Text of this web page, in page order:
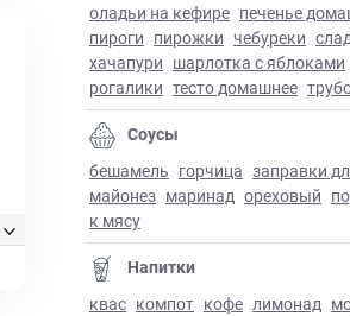
оладьи на кефире печенье
пироги пирожки чебуреки
хачапури шарлотка с яблоками
рогалики тесто домашнее
Соусы
бешамель горчица заправки
майонез маринад ореховый
к мясу
Напитки
квас компот кофе лимонад